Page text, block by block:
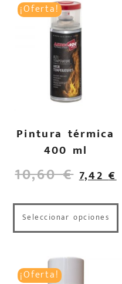
¡Oferta!
Pintura térmica
400 ml
10,60€ 7,42€
Seleccionar opciones
¡Oferta!